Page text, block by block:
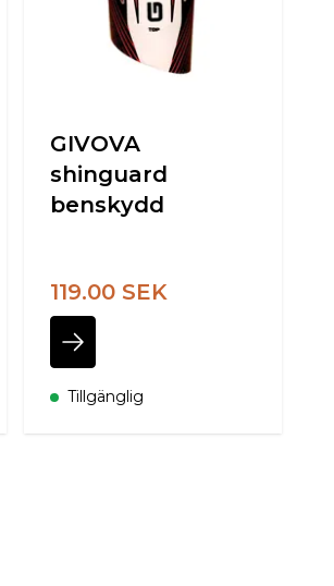
GIVOVA
shinguard
benskydd
119.00 SEK
Tillgänglig